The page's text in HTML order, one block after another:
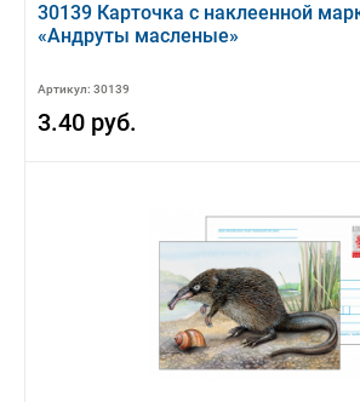
30139 Карточка с наклеенной
«Андруты масленые»
Артикул: 30139
3.40 руб.